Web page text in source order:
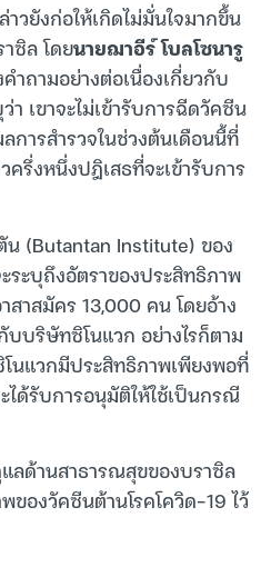
วยังก่อให้เกิดไม่มั่นใจมากขึ้น
ซิล โดยนายฌาอีร์ โบลโซนารู
ำถามอย่างต่อเนื่องเกี่ยวกับ
เขาจะไม่เข้ารับการฉีดวัคซีน
ารสำรวจในช่วงต้นเดือนนี้ที่
ครึ่งหนึ่งปฎิเสธที่จะเข้ารับการ
(Butantan Institute) ของ
ระบุถึงอัตราของประสิทธิภาพ
าสมัคร 13,000 คน โดยอ้าง
บริษัทซิโนแวก อย่างไรก็ตาม
นแวกมีประสิทธิภาพเพียงพอที่
ได้รับการอนุมัติให้ใช้เป็นกรณี
ลด้านสาธารณสุขของบราซิล
ของวัคซีนต้านโรคโควิด-19 ไว้